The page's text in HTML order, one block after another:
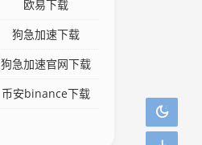
欧易下载
狗急加速下载
狗急加速官网下载
币安binance下载